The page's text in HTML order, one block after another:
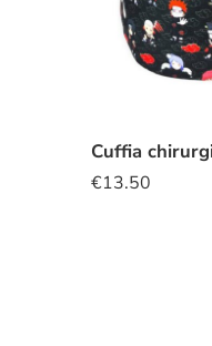
€13.50